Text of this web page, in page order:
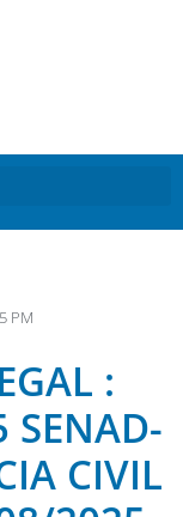
PM
:
SENAD-
CIVIL